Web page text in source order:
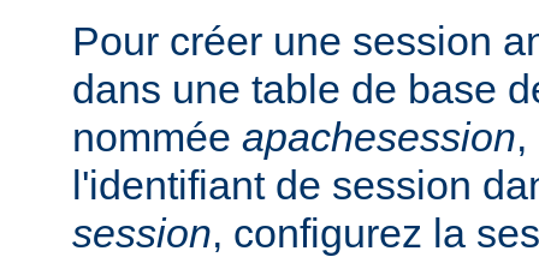
Pour créer une session
dans une table de base
nommée apachesession
l'identifiant de session
session, configurez la